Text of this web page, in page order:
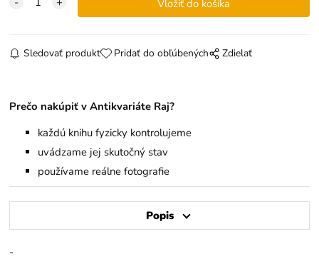
Sledovať produkt Pridať do obľúbených Zdielať
Prečo nakúpiť v Antikvariáte Raj?
každú knihu fyzicky kontrolujeme
uvádzame jej skutočný stav
používame reálne fotografie
Popis
-